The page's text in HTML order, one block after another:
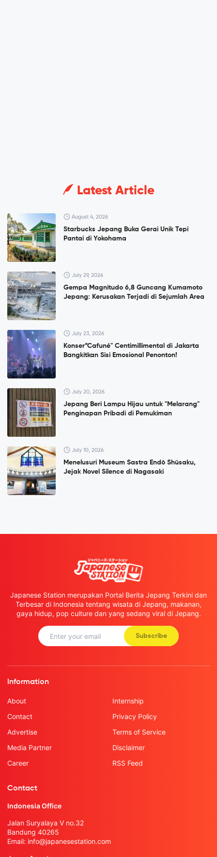
Latest Article
August 4, 2026
Starbucks Jepang Buka Gerai Unik Tepi
Pantai di Yokohama
July 29, 2026
Gempa Magnitudo 6,8 Guncang Kumamoto
Jepang: Kerusakan Terjadi di Sejumlah Area
July 23, 2026
Konser”Cafuné" Centimillimental di Jakarta
Bangkitkan Sisi Emosional Penonton!
July 20, 2026
Jepang Beri Lampu Hijau untuk "Melarang"
Penginapan Pribadi di Pemukiman
July 10, 2026
Menelusuri Museum Sastra Endō Shūsaku,
Jejak Novel Silence di Nagasaki
Japanese Station merupakan Portal Berita Jepang Terkini dan
Terbesar di Indonesia tentang wisata di Jepang, makanan,
gaya hidup, pop culture dan yang sedang viral di Jepang.
Subscribe
Information
About
Contact
Advertise
Media Partner
Career
Internship
Privacy Policy
Terms of Service
Disclaimer
RSS Feed
Contact
Indonesia Office
Jalan Suryalaya V no.32
Bandung 40265
Email: info@japanesestation.com